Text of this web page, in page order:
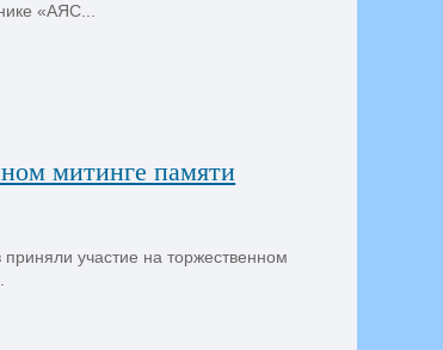
«АЯС...
митинге памяти
участие на торжественном